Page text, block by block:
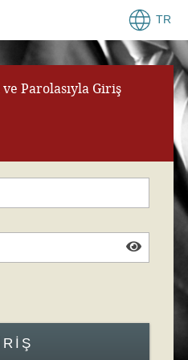
TR
Parolasıyla Giriş